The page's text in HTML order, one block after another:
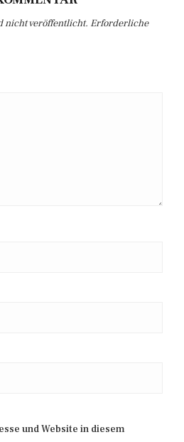
nicht veröffentlicht. Erforderliche
und Website in diesem